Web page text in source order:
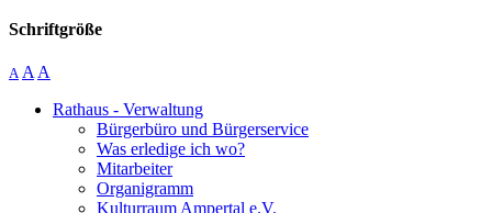
Schriftgröße
A A A
Rathaus - Verwaltung
Bürgerbüro und Bürgerservice
Was erledige ich wo?
Mitarbeiter
Organigramm
Kulturraum Ampertal e.V.